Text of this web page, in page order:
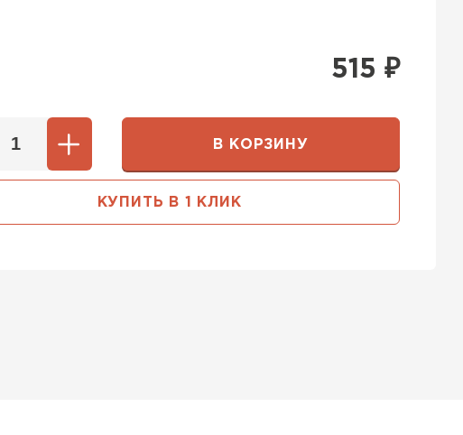
515 ₽
В КОРЗИНУ
КУПИТЬ В 1 КЛИК